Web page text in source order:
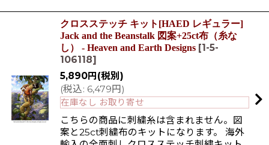
クロスステッチ キット[HAED レギュラー]
Jack and the Beanstalk 図案+25ct布（糸な
し） - Heaven and Earth Designs [1-5-
106118]
5,890円 (税別)
(税込: 6,479円 )
在庫なし お取り寄せ
こちらの商品に刺繍糸は含まれません。図
案と25ct刺繍布のキットになります。 海外